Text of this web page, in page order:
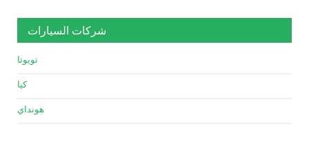
شركات السيارات
تويوتا
كيا
هونداي